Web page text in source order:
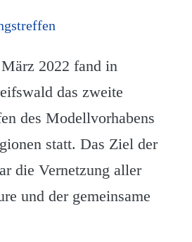
2022 fand in
das zweite
des Modellvorhabens
statt. Das Ziel der
die Vernetzung aller
und der gemeinsame